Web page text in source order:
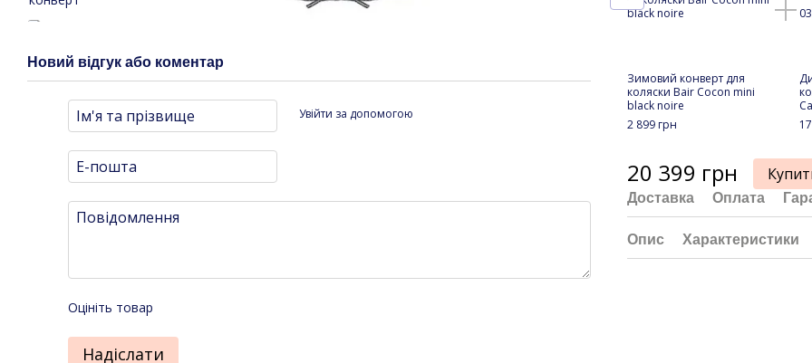
Новий відгук або коментар
Увійти за допомогою
Оцініть товар
Надіслати
Зимовий конверт для
коляски Bair Cocon mini
black noire
2 899 грн
20 399 грн
Доставка Оплата
Опис Характеристики